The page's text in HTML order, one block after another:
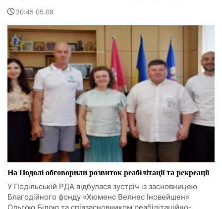
20:45 05.08
На Подолі обговорили розвиток реабілітації та рекреації
У Подільській РДА відбулася зустріч із засновницею
Благодійного фонду «Хюменс Велнес Іновейшен»